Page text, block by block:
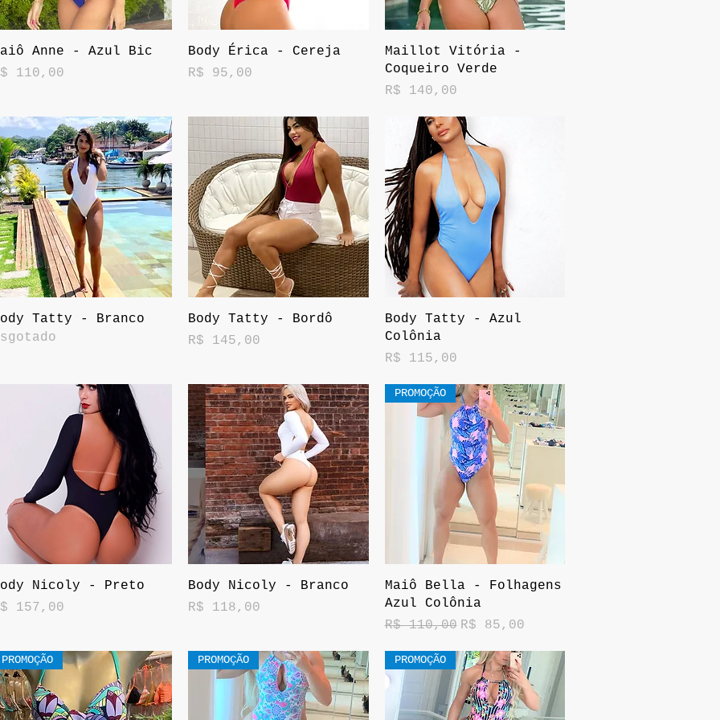
Visualização rápida
Anne - Azul Bic
110,00
Visualização rápida
Body Érica - Cereja
Preço
R$ 95,00
Visualização rápida
Maillot Vitória -
Coqueiro Verde
Preço
R$ 140,00
Visualização rápida
Tatty - Branco
Visualização rápida
Body Tatty - Bordô
Preço
R$ 145,00
Visualização rápida
Body Tatty - Azul
Colônia
Preço
R$ 115,00
Visualização rápida
Nicoly - Preto
157,00
Visualização rápida
Body Nicoly - Branco
Preço
R$ 118,00
Visualização rápida
PROMOÇÃO
Maiô Bella - Folhagens
Azul Colônia
Preço normal
R$ 110,00 Preço promocional
R$ 85,00
PROMOÇÃO PROMOÇÃO PROMOÇÃO